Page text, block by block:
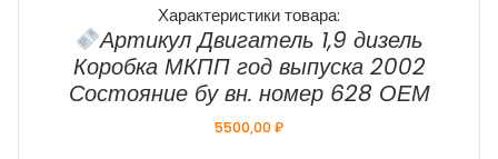
Характеристики товара:
Артикул Двигатель 1,9 дизель
Коробка МКПП год выпуска 2002
Состояние бу вн. номер 628 ОЕМ
5500,00₽